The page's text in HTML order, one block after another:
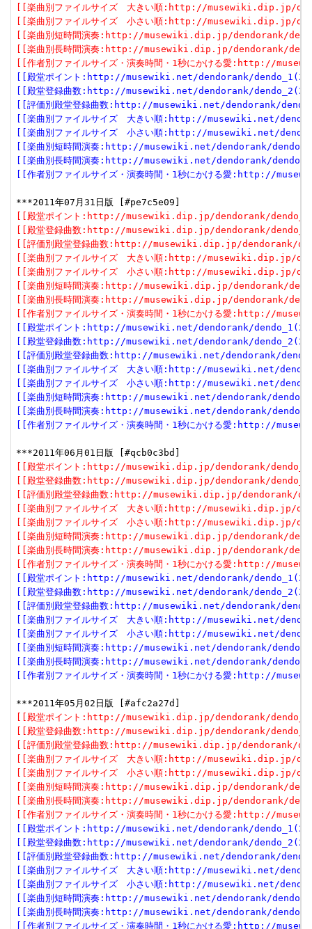
[[楽曲別ファイルサイズ　大きい順:http://musewiki.dip.jp/
[[楽曲別ファイルサイズ　小さい順:http://musewiki.dip.jp/
[[楽曲別短時間演奏:http://musewiki.dip.jp/dendorank/
[[楽曲別長時間演奏:http://musewiki.dip.jp/dendorank/
[[作者別ファイルサイズ・演奏時間・1秒にかける愛:http://
[[殿堂ポイント:http://musewiki.net/dendorank/
[[殿堂登録曲数:http://musewiki.net/dendorank/
[[評価別殿堂登録曲数:http://musewiki.net/dendorank/
[[楽曲別ファイルサイズ　大きい順:http://musewiki.net/
[[楽曲別ファイルサイズ　小さい順:http://musewiki.net/
[[楽曲別短時間演奏:http://musewiki.net/dendorank/
[[楽曲別長時間演奏:http://musewiki.net/dendorank/
[[作者別ファイルサイズ・演奏時間・1秒にかける愛:http://
[[殿堂ポイント:http://musewiki.dip.jp/dendorank/
[[殿堂登録曲数:http://musewiki.dip.jp/dendorank/
[[評価別殿堂登録曲数:http://musewiki.dip.jp/dendorank/
[[楽曲別ファイルサイズ　大きい順:http://musewiki.dip.jp/
[[楽曲別ファイルサイズ　小さい順:http://musewiki.dip.jp/
[[楽曲別短時間演奏:http://musewiki.dip.jp/dendorank/
[[楽曲別長時間演奏:http://musewiki.dip.jp/dendorank/
[[作者別ファイルサイズ・演奏時間・1秒にかける愛:http://
[[殿堂ポイント:http://musewiki.net/dendorank/
[[殿堂登録曲数:http://musewiki.net/dendorank/
[[評価別殿堂登録曲数:http://musewiki.net/dendorank/
[[楽曲別ファイルサイズ　大きい順:http://musewiki.net/
[[楽曲別ファイルサイズ　小さい順:http://musewiki.net/
[[楽曲別短時間演奏:http://musewiki.net/dendorank/
[[楽曲別長時間演奏:http://musewiki.net/dendorank/
[[作者別ファイルサイズ・演奏時間・1秒にかける愛:http://
[[殿堂ポイント:http://musewiki.dip.jp/dendorank/
[[殿堂登録曲数:http://musewiki.dip.jp/dendorank/
[[評価別殿堂登録曲数:http://musewiki.dip.jp/dendorank/
[[楽曲別ファイルサイズ　大きい順:http://musewiki.dip.jp/
[[楽曲別ファイルサイズ　小さい順:http://musewiki.dip.jp/
[[楽曲別短時間演奏:http://musewiki.dip.jp/dendorank/
[[楽曲別長時間演奏:http://musewiki.dip.jp/dendorank/
[[作者別ファイルサイズ・演奏時間・1秒にかける愛:http://
[[殿堂ポイント:http://musewiki.net/dendorank/
[[殿堂登録曲数:http://musewiki.net/dendorank/
[[評価別殿堂登録曲数:http://musewiki.net/dendorank/
[[楽曲別ファイルサイズ　大きい順:http://musewiki.net/
[[楽曲別ファイルサイズ　小さい順:http://musewiki.net/
[[楽曲別短時間演奏:http://musewiki.net/dendorank/
[[楽曲別長時間演奏:http://musewiki.net/dendorank/
[[作者別ファイルサイズ・演奏時間・1秒にかける愛:http://
[[殿堂ポイント:http://musewiki.dip.jp/dendorank/
[[殿堂登録曲数:http://musewiki.dip.jp/dendorank/
[[評価別殿堂登録曲数:http://musewiki.dip.jp/dendorank/
[[楽曲別ファイルサイズ　大きい順:http://musewiki.dip.jp/
[[楽曲別ファイルサイズ　小さい順:http://musewiki.dip.jp/
[[楽曲別短時間演奏:http://musewiki.dip.jp/dendorank/
[[楽曲別長時間演奏:http://musewiki.dip.jp/dendorank/
[[作者別ファイルサイズ・演奏時間・1秒にかける愛:http://
[[殿堂ポイント:http://musewiki.net/dendorank/
[[殿堂登録曲数:http://musewiki.net/dendorank/
[[評価別殿堂登録曲数:http://musewiki.net/dendorank/
[[楽曲別ファイルサイズ　大きい順:http://musewiki.net/
[[楽曲別ファイルサイズ　小さい順:http://musewiki.net/
[[楽曲別短時間演奏:http://musewiki.net/dendorank/
[[楽曲別長時間演奏:http://musewiki.net/dendorank/
[[作者別ファイルサイズ・演奏時間・1秒にかける愛:http://